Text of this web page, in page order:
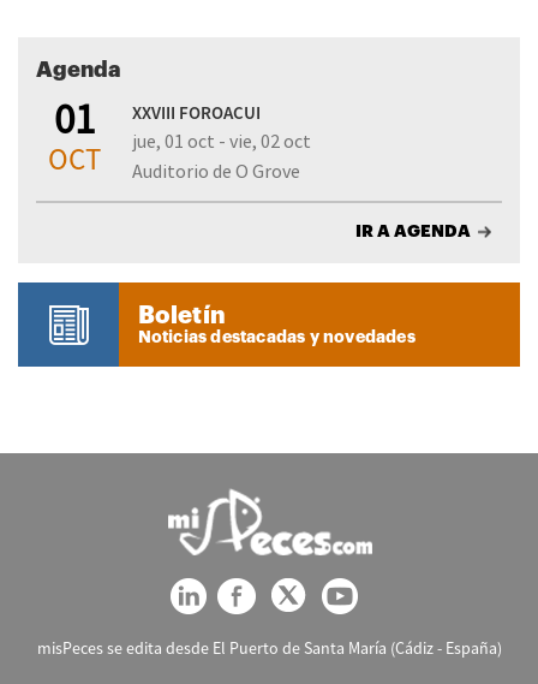
Agenda
01
OCT
XXVIII FOROACUI
jue, 01 oct - vie, 02 oct
Auditorio de O Grove
IR A AGENDA
Boletín
Noticias destacadas y novedades
misPeces se edita desde El Puerto de Santa María (Cádiz - España)